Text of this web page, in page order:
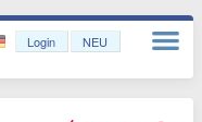
Login NEU